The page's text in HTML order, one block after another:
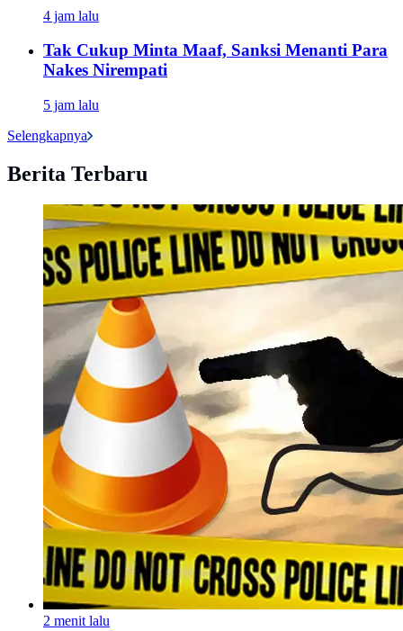
4 jam lalu
Tak Cukup Minta Maaf, Sanksi Menanti Para
Nakes Nirempati
5 jam lalu
Selengkapnya
Berita Terbaru
2 menit lalu